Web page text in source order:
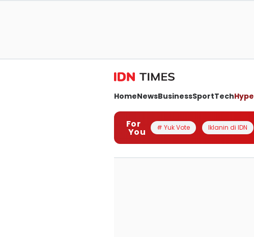
HomeNewsBusinessSportTechHype
For
You # Yuk Vote Iklanin di IDN